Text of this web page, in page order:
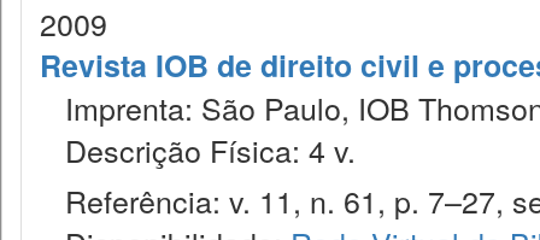
2009
Revista IOB de direito civil e
Imprenta: São Paulo, IOB
Descrição Física: 4 v.
Referência: v. 11, n. 61, p. 7–27,